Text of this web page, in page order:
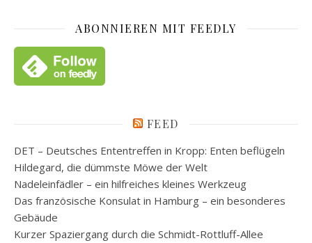
ABONNIEREN MIT FEEDLY
FEED
DET – Deutsches Ententreffen in Kropp: Enten beflügeln
Hildegard, die dümmste Möwe der Welt
Nadeleinfädler – ein hilfreiches kleines Werkzeug
Das französische Konsulat in Hamburg – ein besonderes
Gebäude
Kurzer Spaziergang durch die Schmidt-Rottluff-Allee